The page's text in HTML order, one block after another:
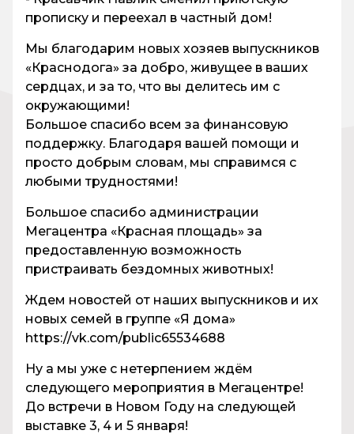
прописку и переехал в частный дом!
Мы благодарим новых хозяев выпускников
«Краснодога» за добро, живущее в ваших
сердцах, и за то, что вы делитесь им с
окружающими!
Большое спасибо всем за финансовую
поддержку. Благодаря вашей помощи и
просто добрым словам, мы справимся с
любыми трудностями!
Большое спасибо администрации
Мегацентра «Красная площадь» за
предоставленную возможность
пристраивать бездомных животных!
Ждем новостей от наших выпускников и их
новых семей в группе «Я дома»
https://vk.com/public65534688
Ну а мы уже с нетерпением ждём
следующего мероприятия в Мегацентре!
До встречи в Новом Году на следующей
выставке 3, 4 и 5 января!